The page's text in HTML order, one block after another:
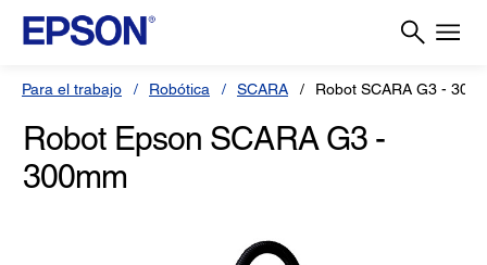
Para el trabajo Robótica SCARA Robot SCARA G3 -
Robot Epson SCARA G3 -
300mm